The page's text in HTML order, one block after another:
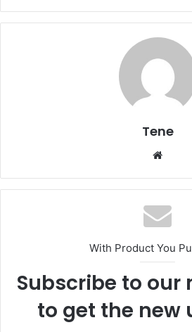
Tene
With Product You
Subscribe to
to get the new